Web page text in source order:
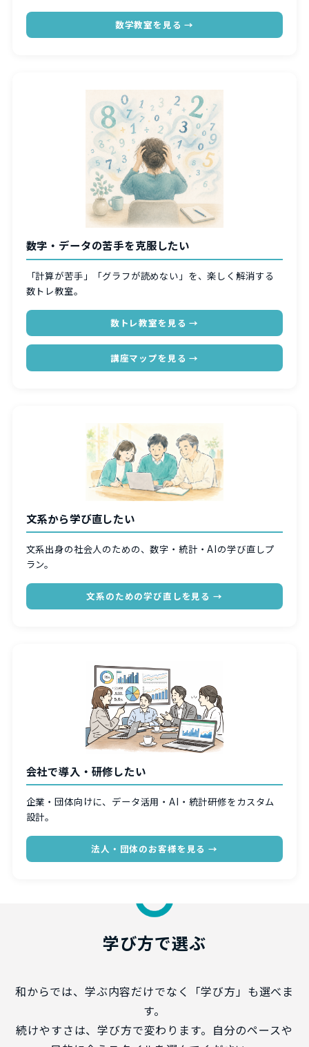
数学教室を見る →
数字・データの苦手を克服したい
「計算が苦手」「グラフが読めない」を、楽しく解消する
数トレ教室。
数トレ教室を見る →
講座マップを見る →
文系から学び直したい
文系出身の社会人のための、数字・統計・AIの学び直しプ
ラン。
文系のための学び直しを見る →
会社で導入・研修したい
企業・団体向けに、データ活用・AI・統計研修をカスタム
設計。
法人・団体のお客様を見る →
学び方で選ぶ
和からでは、学ぶ内容だけでなく「学び方」も選べま
す。
続けやすさは、学び方で変わります。自分のペースや